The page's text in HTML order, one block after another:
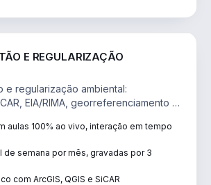
E REGULARIZAÇÃO
e regularização ambiental:
EIA/RIMA, georreferenciamento e
aulas 100% ao vivo, interação em tempo
de semana por mês, gravadas por 3
com ArcGIS, QGIS e SiCAR